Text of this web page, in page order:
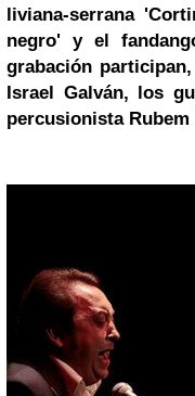
liviana-serrana
negro' y el
grabación
Israel Galván, los
percusionista Rubem